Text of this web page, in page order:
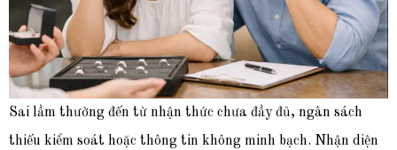
Sai lầm thường đến từ nhận thức chưa đầy đủ, ngân sách
thiếu kiểm soát hoặc thông tin không minh bạch. Nhận diện